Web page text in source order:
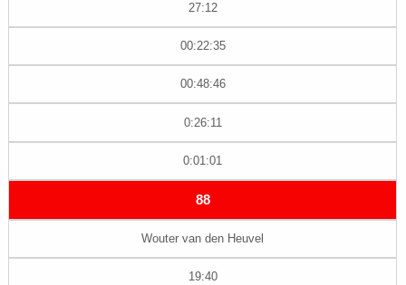
27:12
00:22:35
00:48:46
0:26:11
0:01:01
88
Wouter van den Heuvel
19:40